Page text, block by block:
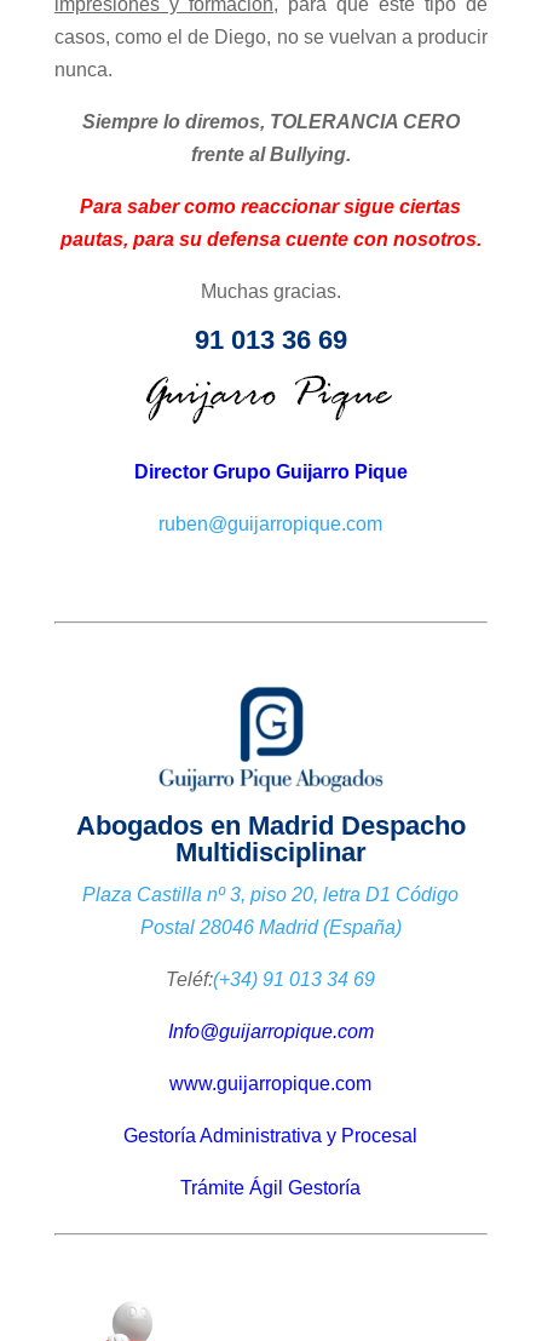
casos, como el de Diego, no se vuelvan a producir
nunca.
Siempre lo diremos, TOLERANCIA CERO
frente al Bullying.
Para saber como reaccionar sigue ciertas
pautas, para su defensa cuente con nosotros.
Muchas gracias.
91 013 36 69
Director Grupo Guijarro Pique
ruben@guijarropique.com
Abogados en Madrid Despacho
Multidisciplinar
Plaza Castilla nº 3, piso 20, letra D1 Código
Postal 28046 Madrid (España)
Teléf:(+34) 91 013 34 69
Info@guijarropique.com
www.guijarropique.com
Gestoría Administrativa y Procesal
Trámite Ágil Gestoría